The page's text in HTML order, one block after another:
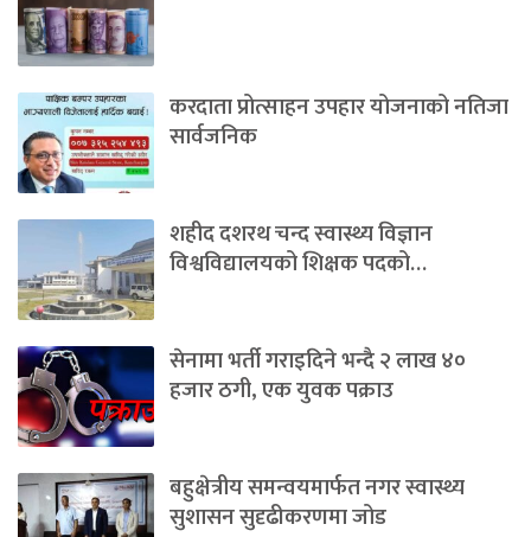
करदाता प्रोत्साहन उपहार योजनाको नतिजा
सार्वजनिक
शहीद दशरथ चन्द स्वास्थ्य विज्ञान
विश्वविद्यालयको शिक्षक पदको…
सेनामा भर्ती गराइदिने भन्दै २ लाख ४०
हजार ठगी, एक युवक पक्राउ
बहुक्षेत्रीय समन्वयमार्फत नगर स्वास्थ्य
सुशासन सुदृढीकरणमा जोड